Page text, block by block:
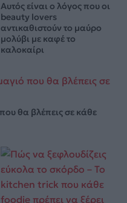
Αυτός είναι ο λόγος που οι
beauty lovers
αντικαθιστούν το μαύρο
μολύβι με καφέ το
καλοκαίρι
θα βλέπεις σε κάθε